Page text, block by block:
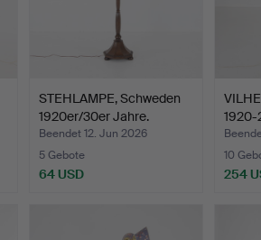
STEHLAMPE, Schweden
1920er/30er Jahre.
Beendet 12. Jun 2026
5 Gebote
64 USD
1920-
L…
10
254